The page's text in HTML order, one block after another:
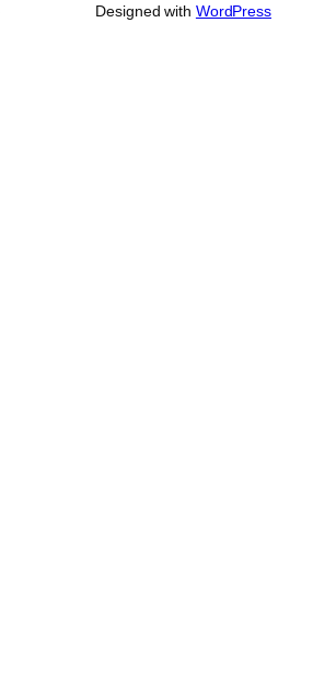
Designed with WordPress